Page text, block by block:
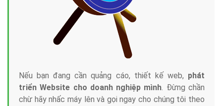
Nếu bạn đang cần quảng cáo, thiết kế web, phát
triển Website cho doanh nghiệp mình. Đừng chần
chừ hãy nhấc máy lên và gọi ngay cho chúng tôi theo